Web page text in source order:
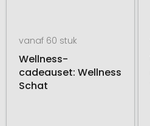
vanaf 60 stuk
Wellness-
cadeauset: Wellness
Schat